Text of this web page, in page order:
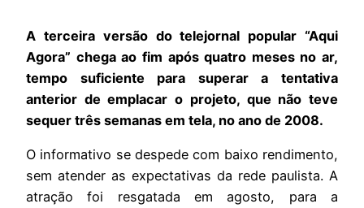
A terceira versão do telejornal popular “Aqui
Agora” chega ao fim após quatro meses no ar,
tempo suficiente para superar a tentativa
anterior de emplacar o projeto, que não teve
sequer três semanas em tela, no ano de 2008.
O informativo se despede com baixo rendimento,
sem atender as expectativas da rede paulista. A
atração foi resgatada em agosto, para a